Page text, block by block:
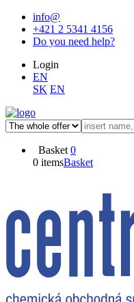
info@
+421 2 5341 4156
Do you need help?
Login
EN
SK EN
Basket 0
0 itemsBasket